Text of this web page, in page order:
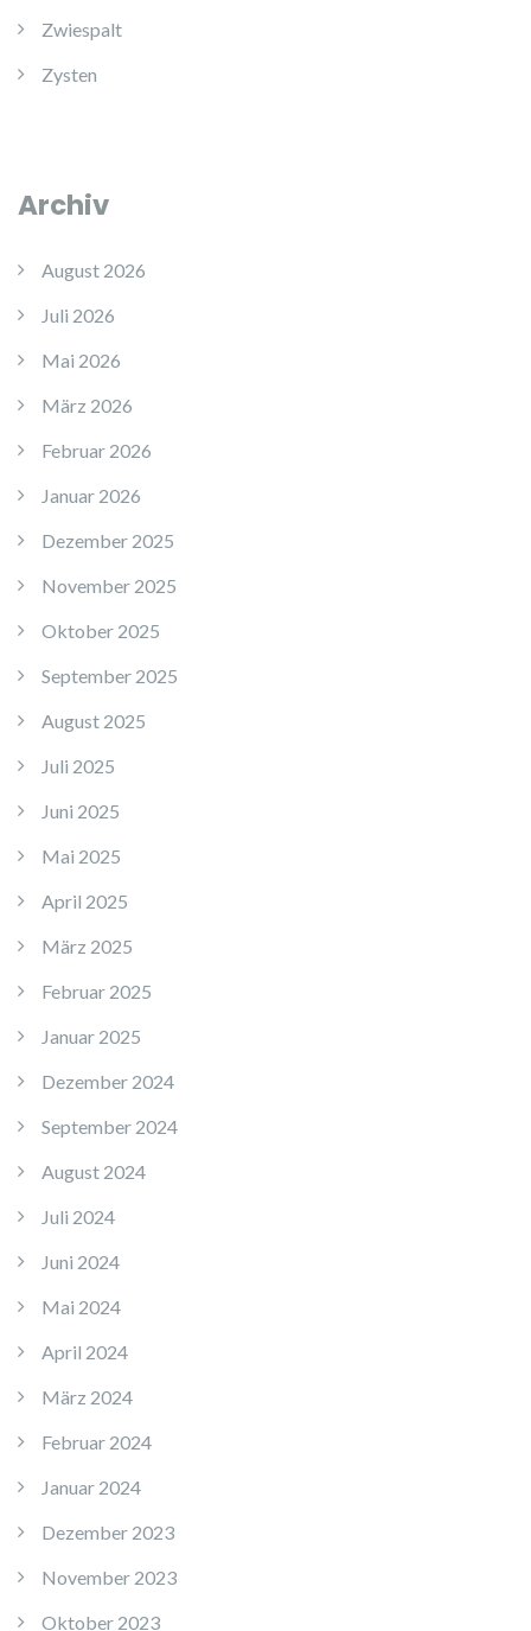
Zwiespalt
Zysten
Archiv
August 2026
Juli 2026
Mai 2026
März 2026
Februar 2026
Januar 2026
Dezember 2025
November 2025
Oktober 2025
September 2025
August 2025
Juli 2025
Juni 2025
Mai 2025
April 2025
März 2025
Februar 2025
Januar 2025
Dezember 2024
September 2024
August 2024
Juli 2024
Juni 2024
Mai 2024
April 2024
März 2024
Februar 2024
Januar 2024
Dezember 2023
November 2023
Oktober 2023